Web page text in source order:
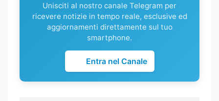
Unisciti al nostro canale Telegram per
ricevere notizie in tempo reale, esclusive ed
aggiornamenti direttamente sul tuo
smartphone.
Entra nel Canale